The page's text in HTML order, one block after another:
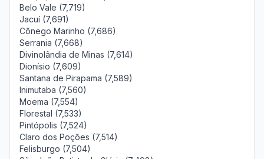
Belo Vale (7,719)
Jacuí (7,691)
Cônego Marinho (7,686)
Serrania (7,668)
Divinolândia de Minas (7,614)
Dionísio (7,609)
Santana de Pirapama (7,589)
Inimutaba (7,560)
Moema (7,554)
Florestal (7,533)
Pintópolis (7,524)
Claro dos Poções (7,514)
Felisburgo (7,504)